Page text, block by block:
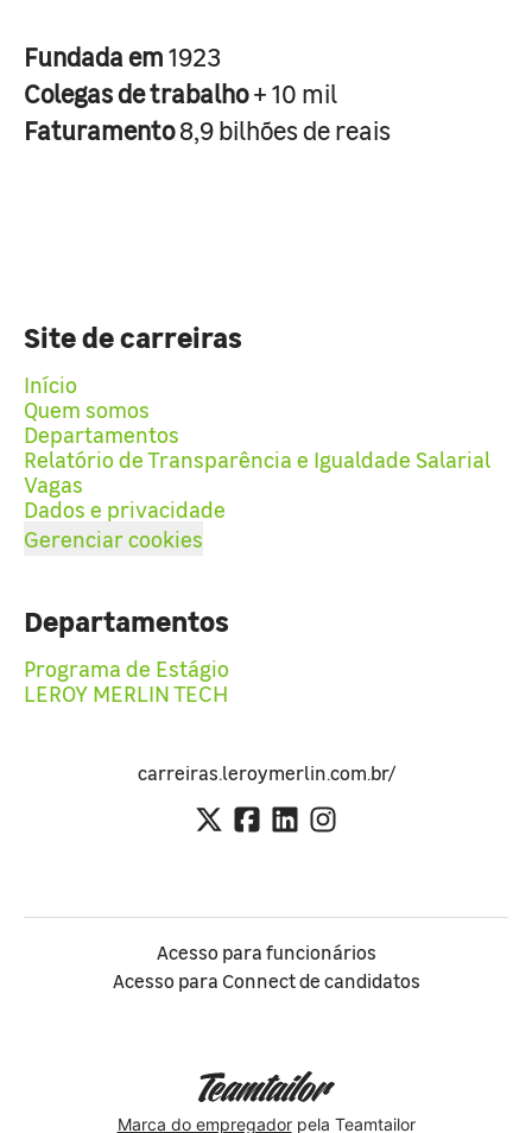
Fundada em1923
Colegas de trabalho+ 10 mil
Faturamento8,9 bilhões de reais
Site de carreiras
Início
Quem somos
Departamentos
Relatório de Transparência e Igualdade Salarial
Vagas
Dados e privacidade
Gerenciar cookies
Departamentos
Programa de Estágio
LEROY MERLIN TECH
carreiras.leroymerlin.com.br/
Acesso para funcionários
Acesso para Connect de candidatos
Marca do empregadorpela Teamtailor